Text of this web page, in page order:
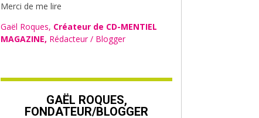
Merci de me lire
Gaël Roques, Créateur de CD-MENTIEL
MAGAZINE, Rédacteur / Blogger
GAËL ROQUES,
FONDATEUR/BLOGGER